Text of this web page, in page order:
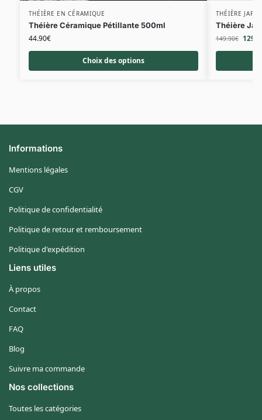
THÉIÈRE EN CÉRAMIQUE
Théière Céramique Pétillante 500ml
44.90€
Choix des options
THÉIÈRE
Théière
149.90€
Informations
Mentions légales
CGV
Politique de confidentialité
Politique de retour et remboursement
Politique d'expédition
Liens utiles
À propos
Contact
FAQ
Blog
Suivre ma commande
Nos collections
Toutes les catégories